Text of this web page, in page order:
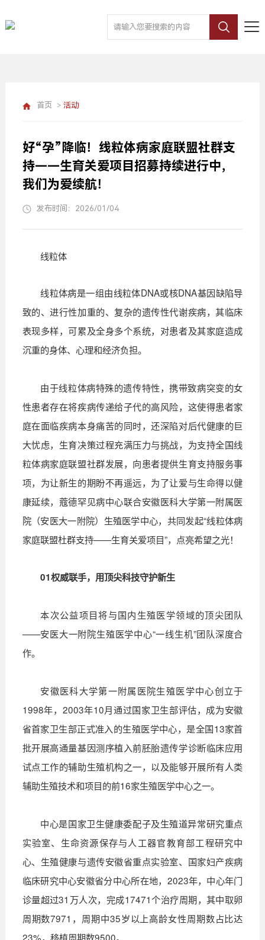
首页 > 活动
好“孕”降临！线粒体病家庭联盟社群支
持——生育关爱项目招募持续进行中，
我们为爱续航！
发布时间：2026/01/04
线粒体
线粒体病是一组由线粒体DNA或核DNA基因缺陷导
致的、进行性加重的、复杂的遗传性代谢疾病，其临床
表现多样，可累及全身多个系统，对患者及其家庭造成
沉重的身体、心理和经济负担。
由于线粒体病特殊的遗传特性，携带致病突变的女
性患者存在将疾病传递给子代的高风险，这使得患者家
庭在面临疾病本身痛苦的同时，还深陷对后代健康的巨
大忧虑，生育决策过程充满压力与挑战，为支持全国线
粒体病家庭联盟社群发展，向患者提供生育支持服务事
项，为让新生的期盼不再遥远，为了让爱与生命得以健
康延续，蔻德罕见病中心联合安徽医科大学第一附属医
院（安医大一附院）生殖医学中心，共同发起“线粒体病
家庭联盟杜群支持——生育关爱项目”，点亮希望之光！
01权威联手，用顶尖科技守护新生
本次公益项目将与国内生殖医学领域的顶尖团队
——安医大一附院生殖医学中心“一线生机”团队深度合
作。
安徽医科大学第一附属医院生殖医学中心创立于
1998年，2003年10月通过国家卫生部评估，成为安徽
省首家卫生部正式准入的生殖医学中心，是全国13家首
批开展高通量基因测序植入前胚胎遗传学诊断临床应用
试点工作的辅助生殖机构之一，以及能够开展所有人类
辅助生殖技术和项目的前16家生殖医学中心之一。
中心是国家卫生健康委配子及生殖道异常研究重点
实验室、生命资源保存与人工器官教育部工程研究中
心、生殖健康与遗传安徽省重点实验室、国家妇产疾病
临床研究中心安徽省分中心所在地，2023年，中心年门
诊量超过31万人次，完成17471个治疗周期，其中取卵
周期数7971，周期中35岁以上高龄女性周期数占比达
23%，移植周期数9500。